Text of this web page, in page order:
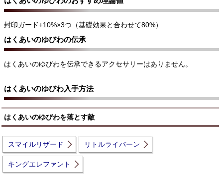
封印ガード+10%×3つ（基礎効果と合わせて80%）
はくあいのゆびわの伝承
はくあいのゆびわを伝承できるアクセサリーはありません。
はくあいのゆびわ入手方法
はくあいのゆびわを落とす敵
スマイルリザード リトルライバーン
キングエレファント